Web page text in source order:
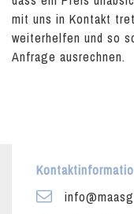
mit uns in Kontakt
weiterhelfen und so
Anfrage ausrechnen.